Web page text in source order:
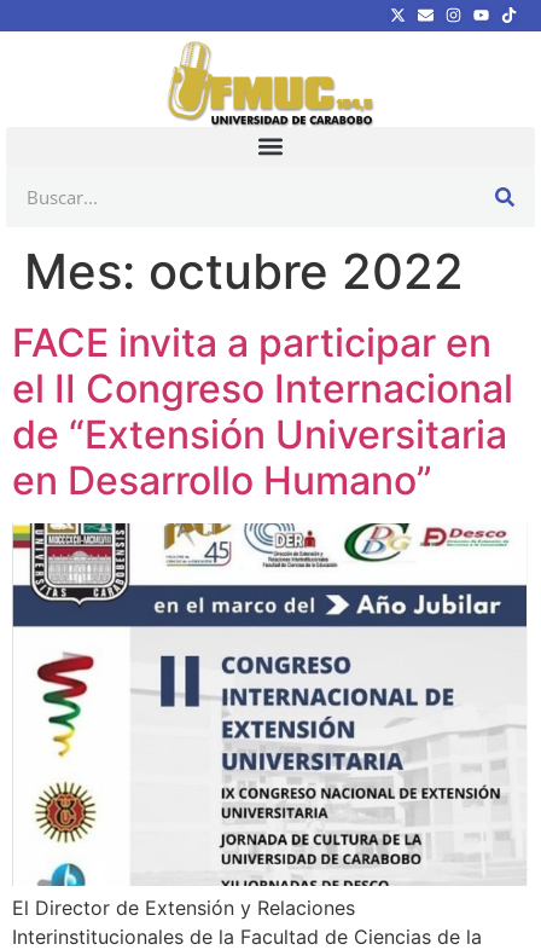
Mes: octubre 2022
FACE invita a participar en
el II Congreso Internacional
de “Extensión Universitaria
en Desarrollo Humano”
El Director de Extensión y Relaciones
Interinstitucionales de la Facultad de Ciencias de la